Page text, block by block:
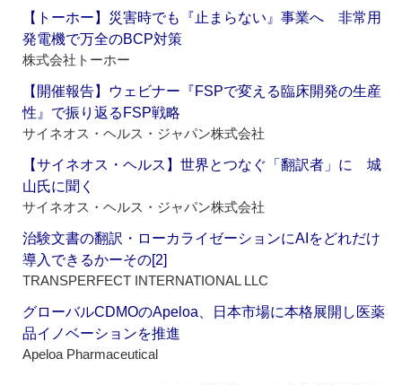
【トーホー】災害時でも『止まらない』事業へ 非常用
発電機で万全のBCP対策
株式会社トーホー
【開催報告】ウェビナー『FSPで変える臨床開発の生産
性』で振り返るFSP戦略
サイネオス・ヘルス・ジャパン株式会社
【サイネオス・ヘルス】世界とつなぐ「翻訳者」に 城
山氏に聞く
サイネオス・ヘルス・ジャパン株式会社
治験文書の翻訳・ローカライゼーションにAIをどれだけ
導入できるかーその[2]
TRANSPERFECT INTERNATIONAL LLC
グローバルCDMOのApeloa、日本市場に本格展開し医薬
品イノベーションを推進
Apeloa Pharmaceutical